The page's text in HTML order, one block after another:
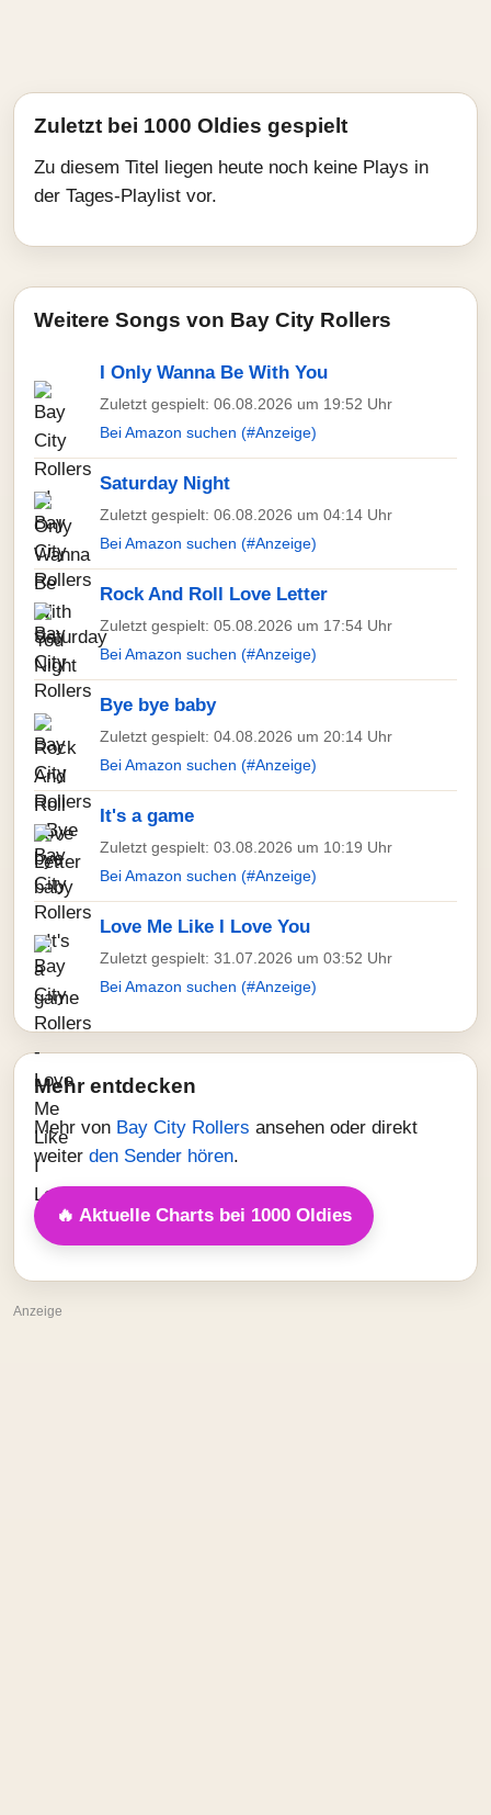
Zuletzt bei 1000 Oldies gespielt
Zu diesem Titel liegen heute noch keine Plays in
der Tages-Playlist vor.
Weitere Songs von Bay City Rollers
I Only Wanna Be With You
Zuletzt gespielt: 06.08.2026 um 19:52 Uhr
Bei Amazon suchen (#Anzeige)
Saturday Night
Zuletzt gespielt: 06.08.2026 um 04:14 Uhr
Bei Amazon suchen (#Anzeige)
Rock And Roll Love Letter
Zuletzt gespielt: 05.08.2026 um 17:54 Uhr
Bei Amazon suchen (#Anzeige)
Bye bye baby
Zuletzt gespielt: 04.08.2026 um 20:14 Uhr
Bei Amazon suchen (#Anzeige)
It's a game
Zuletzt gespielt: 03.08.2026 um 10:19 Uhr
Bei Amazon suchen (#Anzeige)
Love Me Like I Love You
Zuletzt gespielt: 31.07.2026 um 03:52 Uhr
Bei Amazon suchen (#Anzeige)
Mehr entdecken
Mehr von Bay City Rollers ansehen oder direkt
weiter den Sender hören.
🔥 Aktuelle Charts bei 1000 Oldies
Anzeige